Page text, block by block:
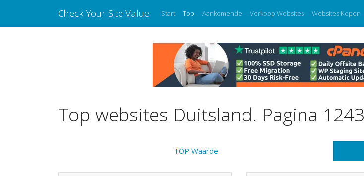
Check Your Site Value Start Top Aankomende Verkoop Websites Websites Kopen
Top websites Duitsland. Pagina 1243
TOP Waarde